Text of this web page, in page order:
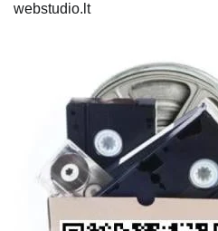
webstudio.lt